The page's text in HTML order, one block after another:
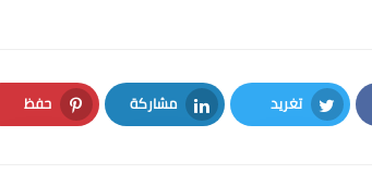
تغريد
Twitter
مشاركة
LinkedIn
حفظ
Pinterest